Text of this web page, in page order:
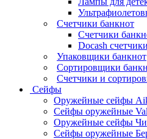
Счетчики банкнот
Счетчики
Docash
Упаковщики банкнот
Сортировщики
Счетчики и
Сейфы
Оружейные сейфы
Сейфы оружейные
Оружейные сейфы
Сейфы оружейные